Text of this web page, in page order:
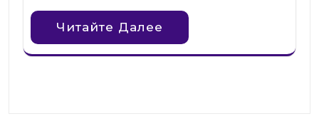
Читайте Далее